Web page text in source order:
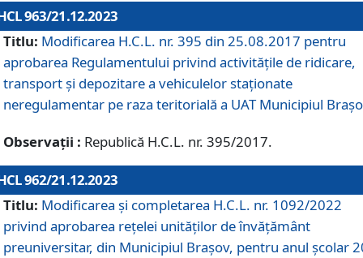
963/21.12.2023
Titlu: Modificarea H.C.L. nr. 395 din 25.08.2017 pentru
aprobarea Regulamentului privind activitățile de ridicare,
transport şi depozitare a vehiculelor staționate
neregulamentar pe raza teritorială a UAT Municipiul
Observații : Republică H.C.L. nr. 395/2017.
962/21.12.2023
Titlu: Modificarea și completarea H.C.L. nr. 1092/2022
privind aprobarea rețelei unităților de învăţământ
preuniversitar, din Municipiul Braşov, pentru anul școlar